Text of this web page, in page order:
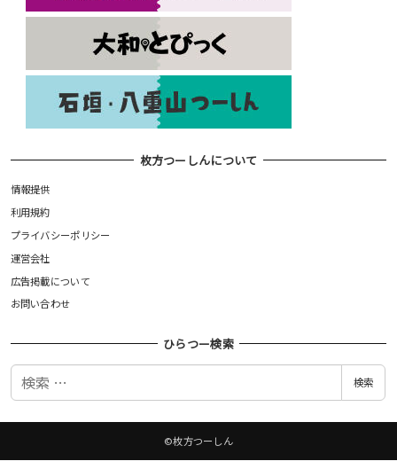
枚方つーしんについて
情報提供
利用規約
プライバシーポリシー
運営会社
広告掲載について
お問い合わせ
ひらつー検索
検
検索
©枚方つーしん